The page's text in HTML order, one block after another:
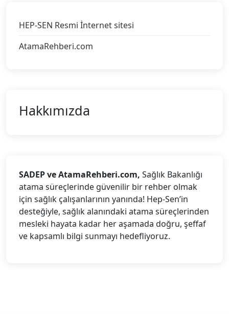
HEP-SEN Resmi İnternet sitesi
AtamaRehberi.com
Hakkımızda
SADEP ve AtamaRehberi.com, Sağlık Bakanlığı
atama süreçlerinde güvenilir bir rehber olmak
için sağlık çalışanlarının yanında! Hep-Sen’in
desteğiyle, sağlık alanındaki atama süreçlerinden
mesleki hayata kadar her aşamada doğru, şeffaf
ve kapsamlı bilgi sunmayı hedefliyoruz.